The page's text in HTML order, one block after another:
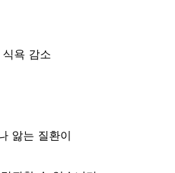
욕 감소
앓는 질환이